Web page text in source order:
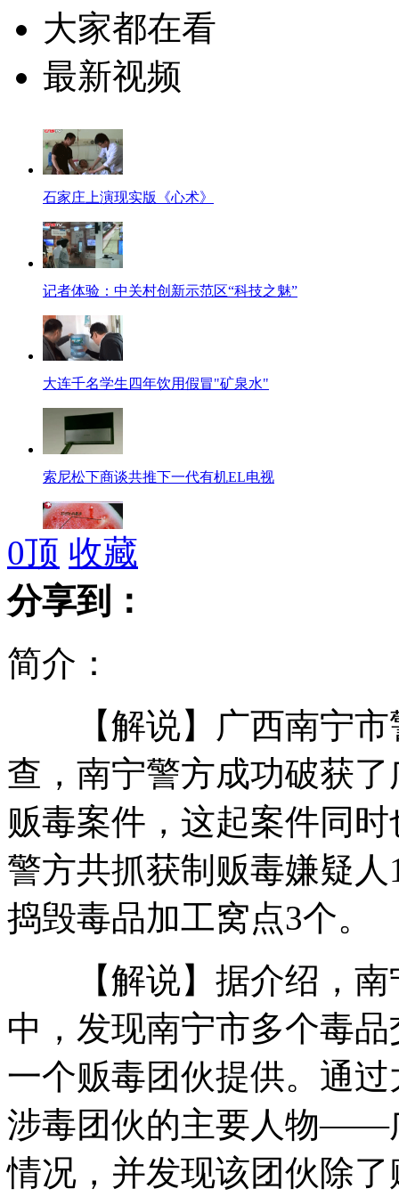
大家都在看
最新视频
石家庄上演现实版《心术》
记者体验：中关村创新示范区“科技之魅”
大连千名学生四年饮用假冒"矿泉水"
索尼松下商谈共推下一代有机EL电视
上海：没有“打针西瓜”
银行招实习生 要求先存50万
金曲入围3项大奖 林宥嘉兴奋
云南铬渣污染案一审宣判 最高刑期4年
山西运城恶犬咬伤多人 警民合力深夜将其击毙
女孩北京地铁殴打老人 痛下狠手拳打脚踢
0顶 收藏
分享到：
简介：
【解说】广西南宁市
查，南宁警方成功破获
贩毒案件，这起案件同
警方共抓获制贩毒嫌疑
捣毁毒品加工窝点3个。
【解说】据介绍，南
中，发现南宁市多个毒
一个贩毒团伙提供。通
涉毒团伙的主要人物——
情况，并发现该团伙除